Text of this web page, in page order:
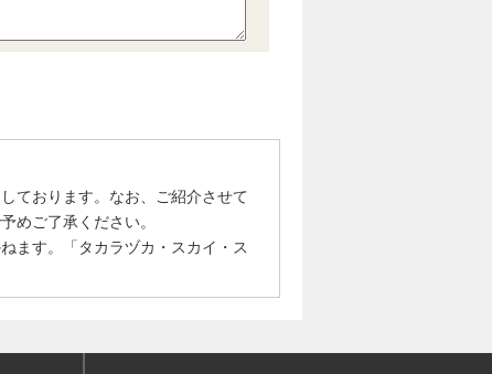
ております。なお、ご紹介させて
めご了承ください。
ます。「タカラヅカ・スカイ・ス